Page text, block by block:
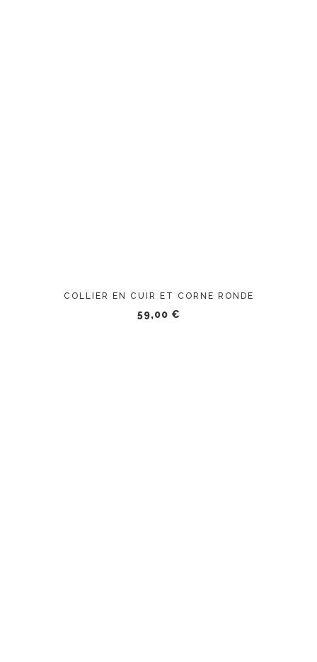
COLLIER EN CUIR ET CORNE RONDE
59,00 €